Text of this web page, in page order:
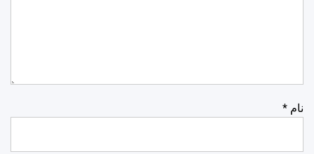
نام *